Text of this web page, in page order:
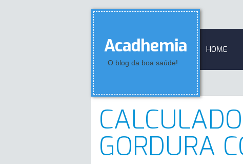
Acadhemia
O blog da boa saúde!
HOME
GORDURA